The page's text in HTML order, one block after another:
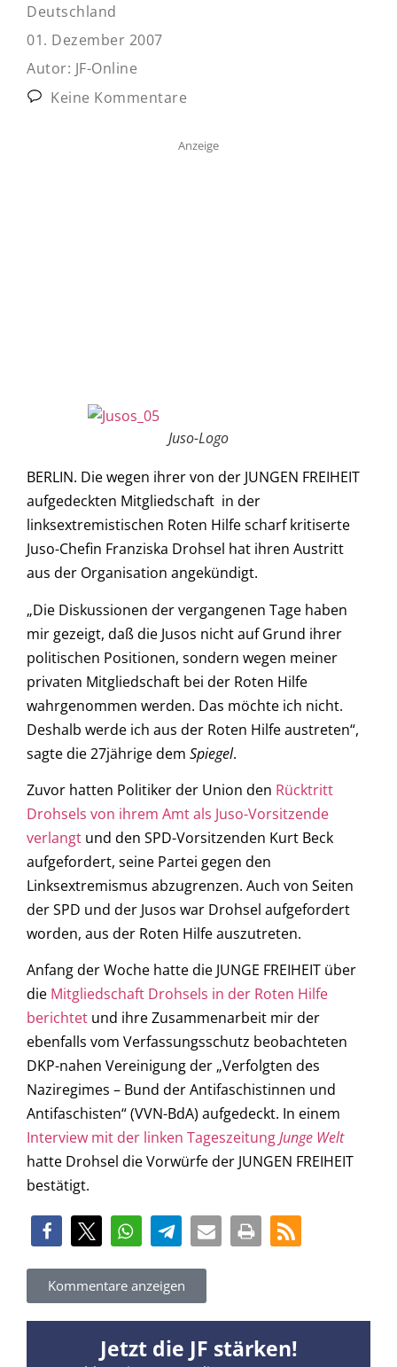
Deutschland
01. Dezember 2007
Autor: JF-Online
Keine Kommentare
Anzeige
Juso-Logo
BERLIN. Die wegen ihrer von der JUNGEN FREIHEIT
aufgedeckten Mitgliedschaft in der
linksextremistischen Roten Hilfe scharf kritiserte
Juso-Chefin Franziska Drohsel hat ihren Austritt
aus der Organisation angekündigt.
„Die Diskussionen der vergangenen Tage haben
mir gezeigt, daß die Jusos nicht auf Grund ihrer
politischen Positionen, sondern wegen meiner
privaten Mitgliedschaft bei der Roten Hilfe
wahrgenommen werden. Das möchte ich nicht.
Deshalb werde ich aus der Roten Hilfe austreten“,
sagte die 27jährige dem Spiegel.
Zuvor hatten Politiker der Union den Rücktritt
Drohsels von ihrem Amt als Juso-Vorsitzende
verlangt und den SPD-Vorsitzenden Kurt Beck
aufgefordert, seine Partei gegen den
Linksextremismus abzugrenzen. Auch von Seiten
der SPD und der Jusos war Drohsel aufgefordert
worden, aus der Roten Hilfe auszutreten.
Anfang der Woche hatte die JUNGE FREIHEIT über
die Mitgliedschaft Drohsels in der Roten Hilfe
berichtet und ihre Zusammenarbeit mir der
ebenfalls vom Verfassungsschutz beobachteten
DKP-nahen Vereinigung der „Verfolgten des
Naziregimes – Bund der Antifaschistinnen und
Antifaschisten“ (VVN-BdA) aufgedeckt. In einem
Interview mit der linken TageszeitungJunge Welt
hatte Drohsel die Vorwürfe der JUNGEN FREIHEIT
bestätigt.
Kommentare anzeigen
Jetzt die JF stärken!